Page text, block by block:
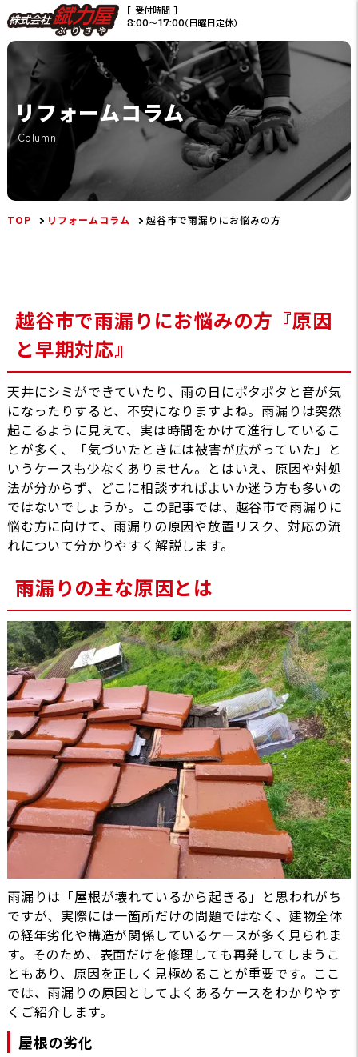
［ 受付時間 ］
8:00〜17:00（日曜日定休）
リフォームコラム
Column
TOP リフォームコラム 越谷市で雨漏りにお悩みの方
越谷市で雨漏りにお悩みの方『原因
と早期対応』
天井にシミができていたり、雨の日にポタポタと音が気
になったりすると、不安になりますよね。雨漏りは突然
起こるように見えて、実は時間をかけて進行しているこ
とが多く、「気づいたときには被害が広がっていた」と
いうケースも少なくありません。とはいえ、原因や対処
法が分からず、どこに相談すればよいか迷う方も多いの
ではないでしょうか。この記事では、越谷市で雨漏りに
悩む方に向けて、雨漏りの原因や放置リスク、対応の流
れについて分かりやすく解説します。
雨漏りの主な原因とは
雨漏りは「屋根が壊れているから起きる」と思われがち
ですが、実際には一箇所だけの問題ではなく、建物全体
の経年劣化や構造が関係しているケースが多く見られま
す。そのため、表面だけを修理しても再発してしまうこ
ともあり、原因を正しく見極めることが重要です。ここ
では、雨漏りの原因としてよくあるケースをわかりやす
くご紹介します。
屋根の劣化